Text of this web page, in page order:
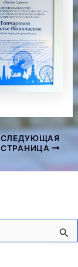
СЛЕДУЮЩАЯ
СТРАНИЦА